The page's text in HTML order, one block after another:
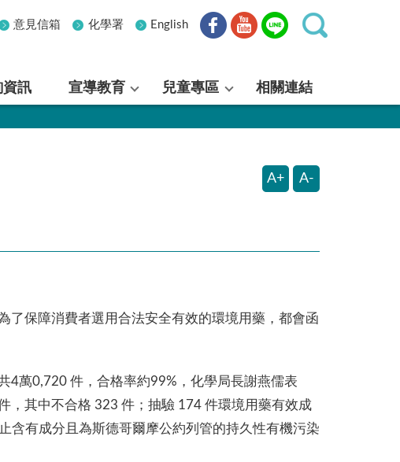
意見信箱 化學署 English
資訊 宣導教育 兒童專區 相關連結
A+ A-
了保障消費者選用合法安全有效的環境用藥，都會函
4萬0,720 件，合格率約99%，化學局長謝燕儒表
，其中不合格 323 件；抽驗 174 件環境用藥有效成
含有成分且為斯德哥爾摩公約列管的持久性有機污染